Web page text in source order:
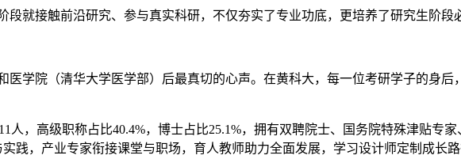
就接触前沿研究、参与真实科研，不仅夯实了专业功底，更培养了研究生阶段
医学院（清华大学医学部）后最真切的心声。在黄科大，每一位考研学子的身
，高级职称占比40.4%，博士占比25.1%，拥有双聘院士、国务院特殊津贴专
践，产业专家衔接课堂与职场，育人教师助力全面发展，学习设计师定制成